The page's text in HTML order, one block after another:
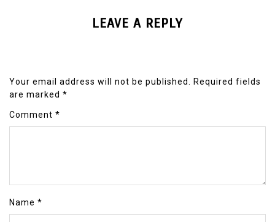
LEAVE A REPLY
Your email address will not be published. Required fields
are marked *
Comment *
Name *